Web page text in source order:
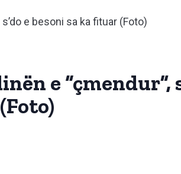
e “çmendur”,